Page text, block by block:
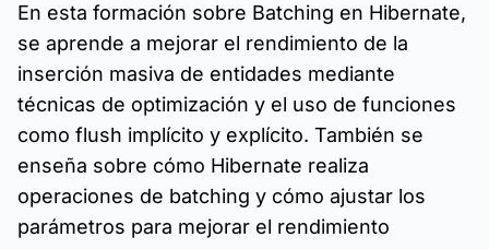
En esta formación sobre Batching en Hibernate,
se aprende a mejorar el rendimiento de la
inserción masiva de entidades mediante
técnicas de optimización y el uso de funciones
como flush implícito y explícito. También se
enseña sobre cómo Hibernate realiza
operaciones de batching y cómo ajustar los
parámetros para mejorar el rendimiento